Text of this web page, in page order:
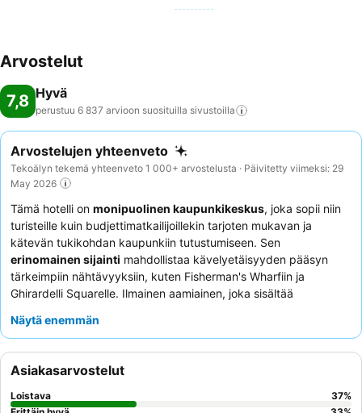
Arvostelut
7,8 Hyvä
perustuu 6 837 arvioon suosituilla sivustoilla
Arvostelujen yhteenveto
Tekoälyn tekemä yhteenveto 1 000+ arvostelusta · Päivitetty viimeksi: 29
May 2026
Tämä hotelli on monipuolinen kaupunkikeskus, joka sopii niin
turisteille kuin budjettimatkailijoillekin tarjoten mukavan ja
kätevän tukikohdan kaupunkiin tutustumiseen. Sen
erinomainen sijainti mahdollistaa kävelyetäisyyden pääsyn
tärkeimpiin nähtävyyksiin, kuten Fisherman's Wharfiin ja
Ghirardelli Squarelle. Ilmainen aamiainen, joka sisältää
tarjoaa hyvän alun päivälle. Asiakkaat kehuvat jatkuvasti
ystävällisyytensä ja avuliaisuutensa. Hiljaisempaa kokemusta
varten kannattaa pyytää huonetta, joka ei ole kadun puolella.
Näytä enemmän
Asiakasarvostelut
Loistava 37%